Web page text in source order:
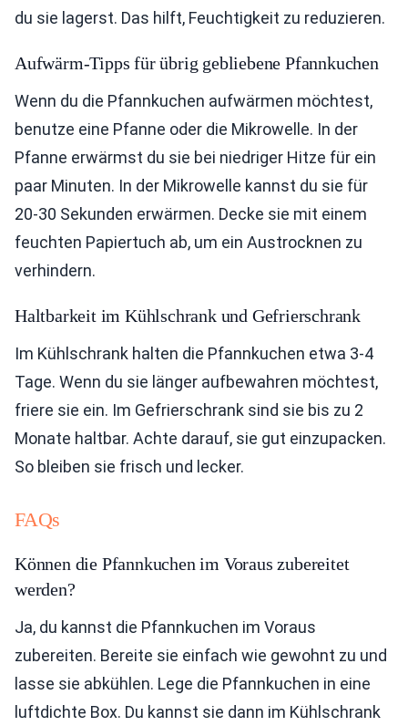
du sie lagerst. Das hilft, Feuchtigkeit zu reduzieren.
Aufwärm-Tipps für übrig gebliebene Pfannkuchen
Wenn du die Pfannkuchen aufwärmen möchtest,
benutze eine Pfanne oder die Mikrowelle. In der
Pfanne erwärmst du sie bei niedriger Hitze für ein
paar Minuten. In der Mikrowelle kannst du sie für
20-30 Sekunden erwärmen. Decke sie mit einem
feuchten Papiertuch ab, um ein Austrocknen zu
verhindern.
Haltbarkeit im Kühlschrank und Gefrierschrank
Im Kühlschrank halten die Pfannkuchen etwa 3-4
Tage. Wenn du sie länger aufbewahren möchtest,
friere sie ein. Im Gefrierschrank sind sie bis zu 2
Monate haltbar. Achte darauf, sie gut einzupacken.
So bleiben sie frisch und lecker.
FAQs
Können die Pfannkuchen im Voraus zubereitet
werden?
Ja, du kannst die Pfannkuchen im Voraus
zubereiten. Bereite sie einfach wie gewohnt zu und
lasse sie abkühlen. Lege die Pfannkuchen in eine
luftdichte Box. Du kannst sie dann im Kühlschrank